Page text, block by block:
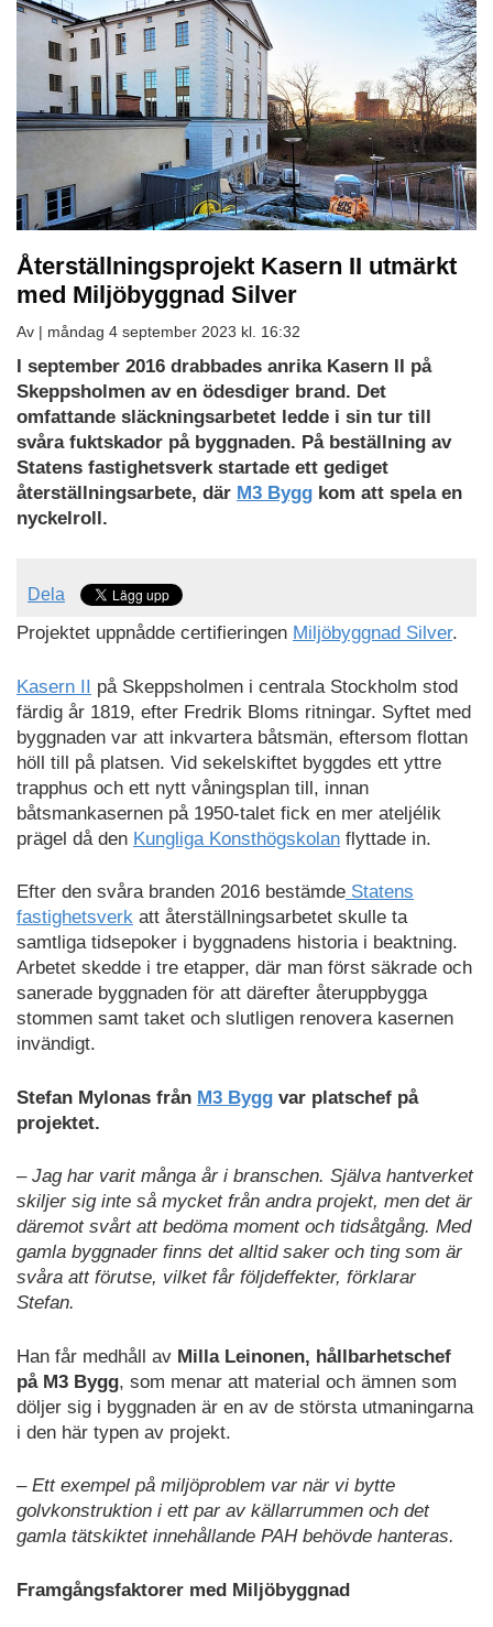
Återställningsprojekt Kasern II utmärkt
med Miljöbyggnad Silver
Av | måndag 4 september 2023 kl. 16:32
Ladda
ned
som
PDF
I september 2016 drabbades anrika Kasern II på
Skeppsholmen av en ödesdiger brand. Det
omfattande släckningsarbetet ledde i sin tur till
svåra fuktskador på byggnaden. På beställning av
Statens fastighetsverk startade ett gediget
återställningsarbete, där M3 Bygg kom att spela en
nyckelroll.
Dela
Projektet uppnådde certifieringen Miljöbyggnad Silver.
Kasern II på Skeppsholmen i centrala Stockholm stod
färdig år 1819, efter Fredrik Bloms ritningar. Syftet med
byggnaden var att inkvartera båtsmän, eftersom flottan
höll till på platsen. Vid sekelskiftet byggdes ett yttre
trapphus och ett nytt våningsplan till, innan
båtsmankasernen på 1950-talet fick en mer ateljélik
prägel då den Kungliga Konsthögskolan flyttade in.
Efter den svåra branden 2016 bestämde Statens
fastighetsverk att återställningsarbetet skulle ta
samtliga tidsepoker i byggnadens historia i beaktning.
Arbetet skedde i tre etapper, där man först säkrade och
sanerade byggnaden för att därefter återuppbygga
stommen samt taket och slutligen renovera kasernen
invändigt.
Stefan Mylonas från M3 Bygg var platschef på
projektet.
– Jag har varit många år i branschen. Själva hantverket
skiljer sig inte så mycket från andra projekt, men det är
däremot svårt att bedöma moment och tidsåtgång. Med
gamla byggnader finns det alltid saker och ting som är
svåra att förutse, vilket får följdeffekter, förklarar
Stefan.
Han får medhåll av Milla Leinonen, hållbarhetschef
på M3 Bygg, som menar att material och ämnen som
döljer sig i byggnaden är en av de största utmaningarna
i den här typen av projekt.
– Ett exempel på miljöproblem var när vi bytte
golvkonstruktion i ett par av källarrummen och det
gamla tätskiktet innehållande PAH behövde hanteras.
Framgångsfaktorer med Miljöbyggnad